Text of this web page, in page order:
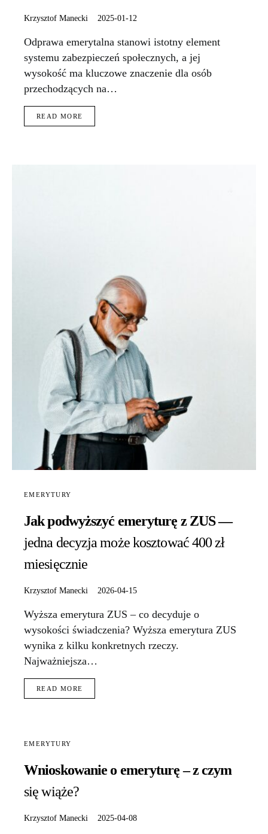
Krzysztof Manecki 2025-01-12
Odprawa emerytalna stanowi istotny element
systemu zabezpieczeń społecznych, a jej
wysokość ma kluczowe znaczenie dla osób
przechodzących na…
READ MORE
EMERYTURY
Jak podwyższyć emeryturę z ZUS —
jedna decyzja może kosztować 400 zł
miesięcznie
Krzysztof Manecki 2026-04-15
Wyższa emerytura ZUS – co decyduje o
wysokości świadczenia? Wyższa emerytura ZUS
wynika z kilku konkretnych rzeczy.
Najważniejsza…
READ MORE
EMERYTURY
Wnioskowanie o emeryturę – z czym
się wiąże?
Krzysztof Manecki 2025-04-08